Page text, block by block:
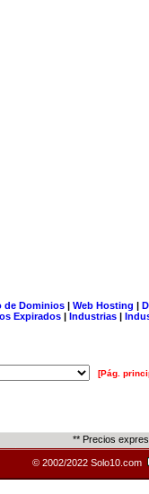
de Dominios| Web Hosting |
Expirados | Industrias |
[Pág.
** Precios
© 2002/2022 Solo10.com